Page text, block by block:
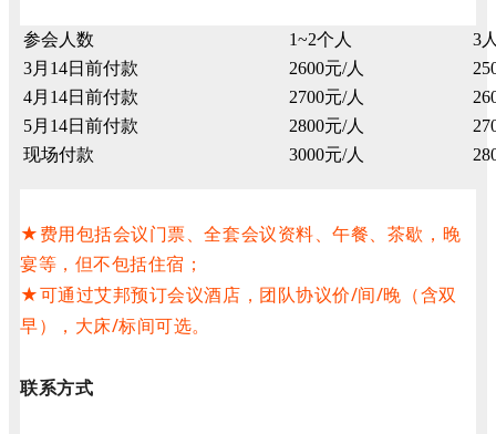
参会人数 1~2个人
3
3月14日前付款
2600元/人
4月14日前付款
2700元/人
5月14日前付款
2800元/人
现场付款
3000元/人
★费用包括会议门票、全套会议资料、午餐、茶歇，晚
宴等，但不包括住宿；
★可通过艾邦预订会议酒店，团队协议价/间/晚（含双
早），大床/标间可选。
联系方式